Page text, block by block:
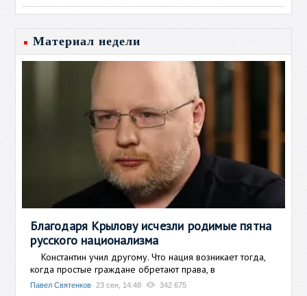
Материал недели
Благодаря Крылову исчезли родимые пятна
русского национализма
Константин учил другому. Что нация возникает тогда,
когда простые граждане обретают права, в
Павел Святенков 23 сен, 14:48 342 675